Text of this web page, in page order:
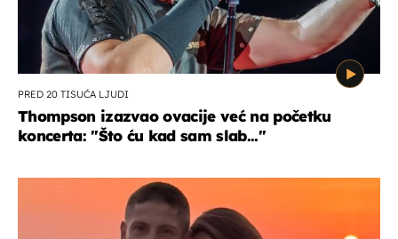
PRED 20 TISUĆA LJUDI
Thompson izazvao ovacije već na početku
koncerta: "Što ću kad sam slab..."